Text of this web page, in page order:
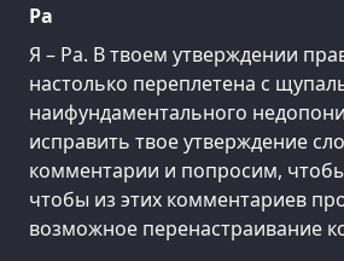
Ра
Я – Ра. В твоем утверждении
настолько переплетена с
наифундаментального
исправить твое утверждение
комментарии и попросим,
чтобы из этих комментариев
возможное перенастраивание